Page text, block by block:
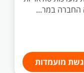
החברה במר...
מועמדות